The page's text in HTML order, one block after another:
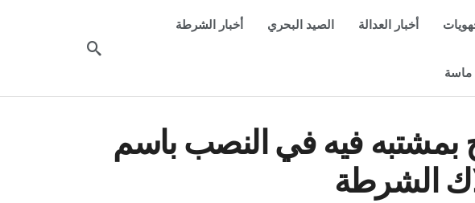
أخبار العدالة الصيد البحري أخبار الشرطة
ماسة
فيه في النصب باسم
الشرطة